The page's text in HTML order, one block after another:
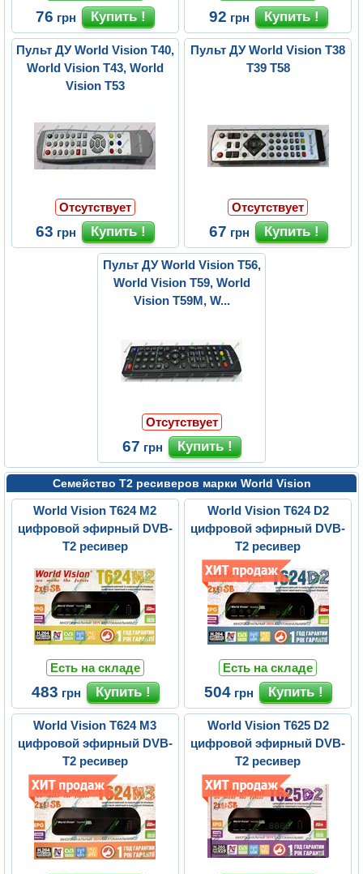
76 грн 92 грн
Пульт ДУ World Vision T40,
World Vision T43, World
Vision T53
Отсутствует
63 грн
Пульт ДУ World Vision T38
T39 T58
Отсутствует
67 грн
Пульт ДУ World Vision T56,
World Vision T59, World
Vision T59M, W...
Отсутствует
67 грн
Семейство Т2 ресиверов марки World Vision
World Vision T624 M2
цифровой эфирный DVB-
T2 ресивер
Есть на складе
483 грн
World Vision T624 D2
цифровой эфирный DVB-
T2 ресивер
Есть на складе
504 грн
World Vision T624 M3
цифровой эфирный DVB-
T2 ресивер
World Vision T625 D2
цифровой эфирный DVB-
T2 ресивер